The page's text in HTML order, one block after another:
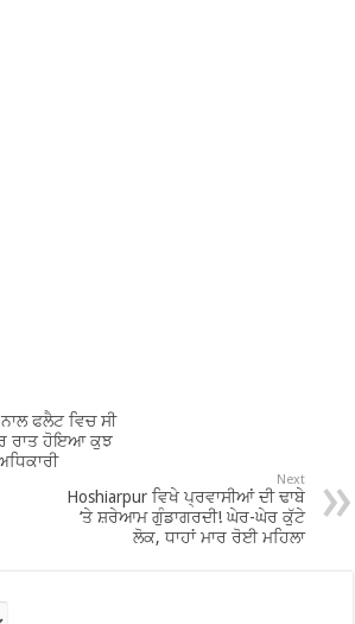
ਫਲੈਟ ਵਿਚ ਸੀ
ਰਾਤ ਹੋਇਆ ਕੁਝ
Next
Hoshiarpur ਵਿਖੇ ਪ੍ਰਵਾਸੀਆਂ ਦੀ ਢਾਬੇ
‘ਤੇ ਸ਼ਰੇਆਮ ਗੁੰਡਾਗਰਦੀ! ਘੇਰ-ਘੇਰ ਕੁੱਟੇ
ਲੋਕ, ਧਾਹਾਂ ਮਾਰ ਰੋਈ ਮਹਿਲਾ